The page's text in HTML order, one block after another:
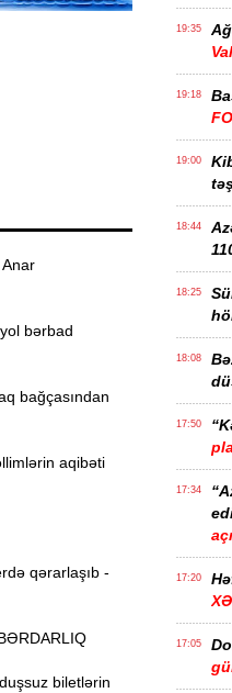
bərbad
bağçasından
aqibəti
qərarlaşıb -
biletlərin
19:35
19:18
19:00
18:44
18:25
18:08
17:50
17:34
17:20
17:05